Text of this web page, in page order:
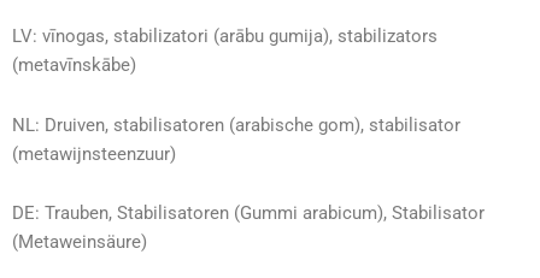
LV: vīnogas, stabilizatori (arābu gumija), stabilizators
(metavīnskābe)
NL: Druiven, stabilisatoren (arabische gom), stabilisator
(metawijnsteenzuur)
DE: Trauben, Stabilisatoren (Gummi arabicum), Stabilisator
(Metaweinsäure)